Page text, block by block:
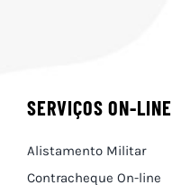
SERVIÇOS ON-LINE
Alistamento Militar
Contracheque On-line